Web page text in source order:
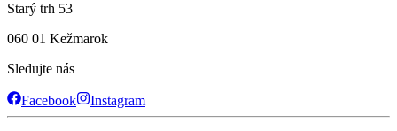
Starý trh 53
060 01 Kežmarok
Sledujte nás
Facebook Instagram